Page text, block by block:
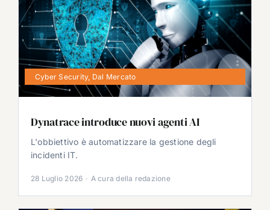
Cyber Security, Dal Mercato
Dynatrace introduce nuovi agenti AI
L'obbiettivo è automatizzare la gestione degli
incidenti IT.
28 Luglio 2026 · A cura della redazione